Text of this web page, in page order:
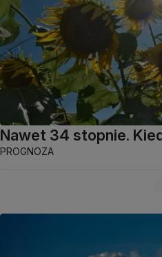
Nawet 34 stopnie.
PROGNOZA